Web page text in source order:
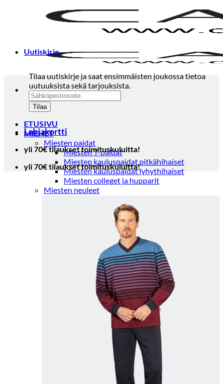
ETUSIVU
MIEHET
Miesten paidat
Miesten T-paidat
Miesten kauluspaidat pitkähihaiset
Miesten kauluspaidat lyhythihaiset
Miesten colleget ja hupparit
Miesten neuleet
Miesten neuletakit
Puvuntakit ja blazerit
Miesten housut
Miesten farkut
Miesten collegehousut
Miesten shortsit
Miesten asusteet
Vyöt ja olkaimet
Solmiot, rusetit ja taskuliinat
Miesten päähineet, huivit ja käsineet
Miesten yöasut ja alusvaatteet
Miesten alusvaatteet
Miesten yöasut
Miesten aamutakit ja kylpytakit
Uutiskirje
Tilaa uutiskirje ja saat ensimmäisten joukossa tietoa
uutuuksista sekä tarjouksista.
Lahjakortti
yli 70€ tilaukset toimituskuluitta!
yli 70€ tilaukset toimituskuluitta!